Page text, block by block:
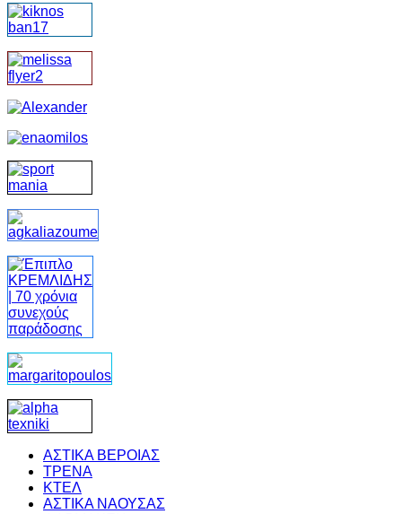
ΑΣΤΙΚΑ ΒΕΡΟΙΑΣ
ΤΡΕΝΑ
ΚΤΕΛ
ΑΣΤΙΚΑ ΝΑΟΥΣΑΣ